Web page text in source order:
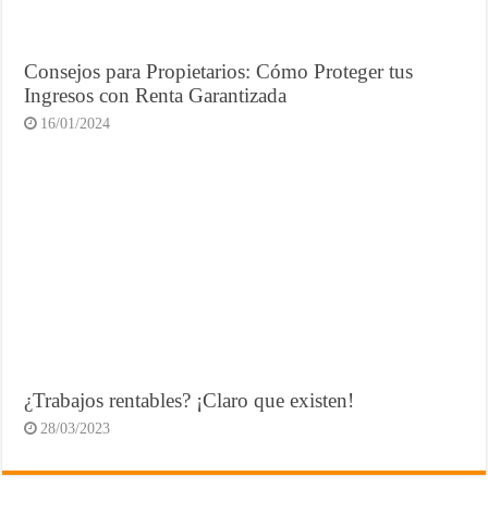
Consejos para Propietarios: Cómo Proteger tus
Ingresos con Renta Garantizada
16/01/2024
¿Trabajos rentables? ¡Claro que existen!
28/03/2023